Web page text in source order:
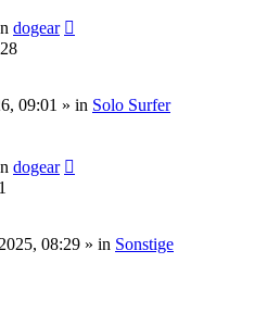
dogear
09:01 » in Solo Surfer
dogear
08:29 » in Sonstige